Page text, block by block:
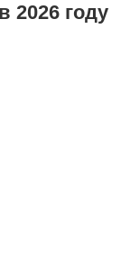
2026 году